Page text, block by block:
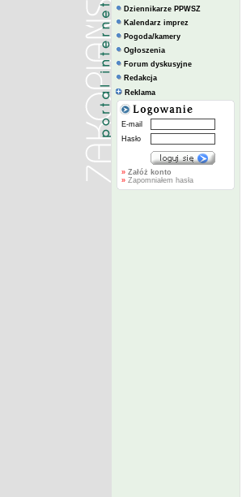
Dziennikarze PPWSZ
Kalendarz imprez
Pogoda/kamery
Ogłoszenia
Forum dyskusyjne
Redakcja
Reklama
E-mail
Hasło
» Załóż konto
» Zapomniałem hasła